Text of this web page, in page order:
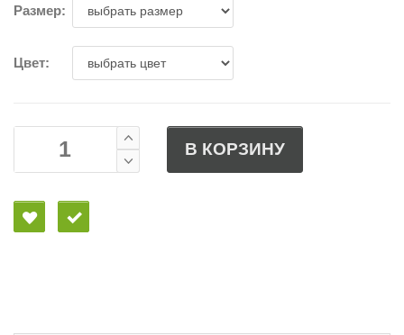
Размер:
Цвет:
В КОРЗИНУ